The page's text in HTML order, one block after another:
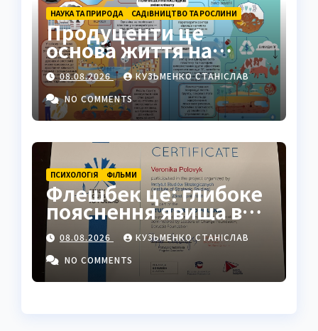
НАУКА ТА ПРИРОДА САДІВНИЦТВО ТА РОСЛИНИ
Продуценти це
основа життя на
Землі: повний гід
08.08.2026
КУЗЬМЕНКО СТАНІСЛАВ
NO COMMENTS
ПСИХОЛОГІЯ ФІЛЬМИ
Флешбек це: глибоке
пояснення явища в
психології, кіно та
житті
08.08.2026
КУЗЬМЕНКО СТАНІСЛАВ
NO COMMENTS